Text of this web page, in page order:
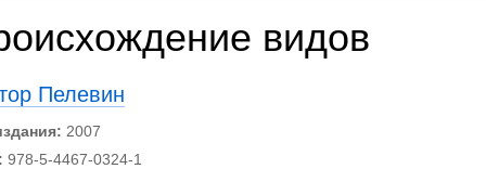
видов
Пелевин
2007
978-5-4467-0324-1